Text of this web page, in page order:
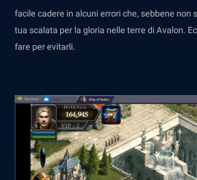
facile cadere in alcuni errori che, sebbene
tua scalata per la gloria nelle terre di Avalon.
fare per evitarli.